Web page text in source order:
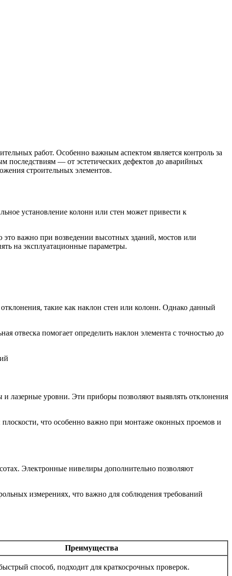
работ. Особенно важным аспектом является контроль за
последствиям — от эстетических дефектов до аварийных
строительных элементов.
установление колонн или стен может привести к
важно при возведении высотных зданий, мостов или
на эксплуатационные параметры.
такие как наклон стен или колонн. Однако данный
отвеска помогает определить наклон элемента с точностью до
лазерные уровни. Эти приборы позволяют выявлять отклонения
плоскости, что особенно важно при монтаже оконных проемов и
Электронные нивелиры дополнительно позволяют
измерениях, что важно для соблюдения требований
Преимущества
способ, подходит для краткосрочных проверок.